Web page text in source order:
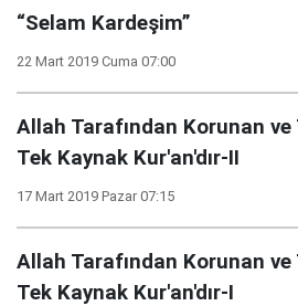
“Selam Kardeşim”
22 Mart 2019 Cuma 07:00
Allah Tarafından Korunan
Tek Kaynak Kur'an'dır-II
17 Mart 2019 Pazar 07:15
Allah Tarafından Korunan
Tek Kaynak Kur'an'dır-I